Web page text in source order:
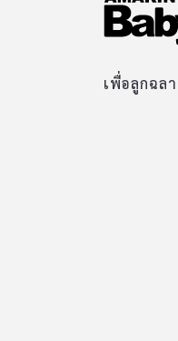
เพื่อลูกฉล